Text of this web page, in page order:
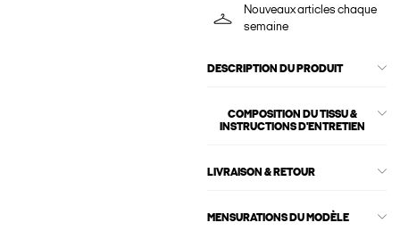
Nouveaux articles chaque
semaine
DESCRIPTION DU PRODUIT
COMPOSITION DU TISSU &
INSTRUCTIONS D'ENTRETIEN
LIVRAISON & RETOUR
MENSURATIONS DU MODÈLE